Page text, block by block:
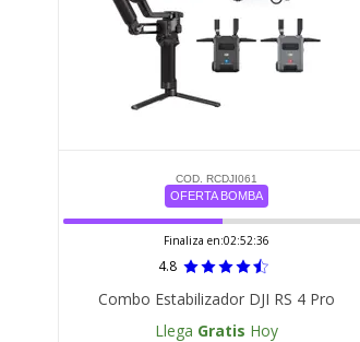
COD. RCDJI061
OFERTA BOMBA
Finaliza en:02:52:35
4.8
Combo Estabilizador DJI RS 4 Pro
Llega Gratis Hoy